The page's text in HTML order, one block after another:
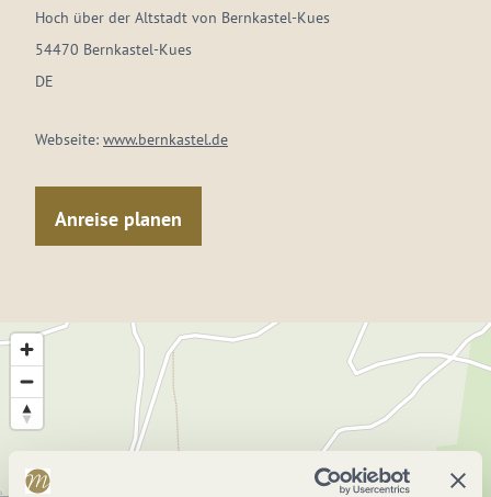
Hoch über der Altstadt von Bernkastel-Kues
54470 Bernkastel-Kues
DE
Webseite: www.bernkastel.de
Anreise planen